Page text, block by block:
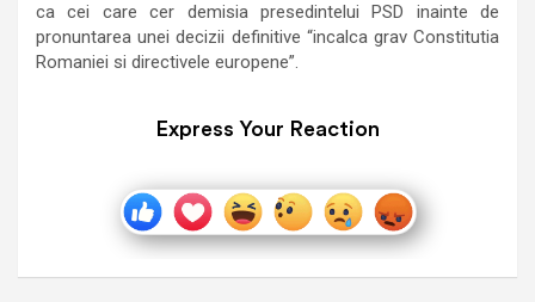
ca cei care cer demisia presedintelui PSD inainte de
pronuntarea unei decizii definitive “incalca grav Constitutia
Romaniei si directivele europene”.
Express Your Reaction